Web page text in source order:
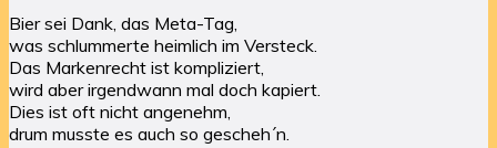
Bier sei Dank, das Meta-Tag,
was schlummerte heimlich im Versteck.
Das Markenrecht ist kompliziert,
wird aber irgendwann mal doch kapiert.
Dies ist oft nicht angenehm,
drum musste es auch so gescheh´n.